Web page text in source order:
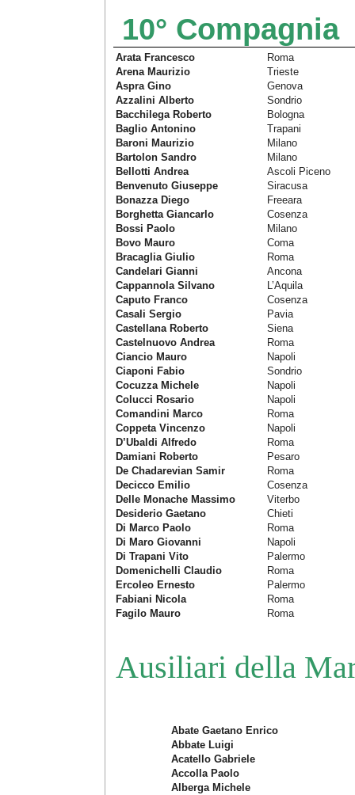
10° Compagnia
Arata Francesco
Roma
Arena Maurizio
Trieste
Aspra Gino
Genova
Azzalini Alberto
Sondrio
Bacchilega Roberto
Bologna
Baglio Antonino
Trapani
Baroni Maurizio
Milano
Bartolon Sandro
Milano
Bellotti Andrea
Ascoli Piceno
Benvenuto Giuseppe
Siracusa
Bonazza Diego
Freeara
Borghetta Giancarlo
Cosenza
Bossi Paolo
Milano
Bovo Mauro
Coma
Bracaglia Giulio
Roma
Candelari Gianni
Ancona
Cappannola Silvano
L’Aquila
Caputo Franco
Cosenza
Casali Sergio
Pavia
Castellana Roberto
Siena
Castelnuovo Andrea
Roma
Ciancio Mauro
Napoli
Ciaponi Fabio
Sondrio
Cocuzza Michele
Napoli
Colucci Rosario
Napoli
Comandini Marco
Roma
Coppeta Vincenzo
Napoli
D’Ubaldi Alfredo
Roma
Damiani Roberto
Pesaro
De Chadarevian Samir
Roma
Decicco Emilio
Cosenza
Delle Monache Massimo
Viterbo
Desiderio Gaetano
Chieti
Di Marco Paolo
Roma
Di Maro Giovanni
Napoli
Di Trapani Vito
Palermo
Domenichelli Claudio
Roma
Ercoleo Ernesto
Palermo
Fabiani Nicola
Roma
Fagilo Mauro
Roma
Ausiliari della
Abate Gaetano Enrico
Abbate Luigi
Acatello Gabriele
Accolla Paolo
Alberga Michele